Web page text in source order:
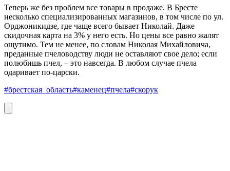
Теперь же без проблем все товары в продаже. В Бресте
несколько специализированных магазинов, в том числе по ул.
Орджоникидзе, где чаще всего бывает Николай. Даже
скидочная карта на 3% у него есть. Но цены все равно жалят
ощутимо. Тем не менее, по словам Николая Михайловича,
преданные пчеловодству люди не оставляют свое дело; если
полюбишь пчел, – это навсегда. В любом случае пчела
одаривает по-царски.
#брестская_область#каменец#пчела#скорук